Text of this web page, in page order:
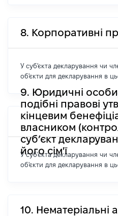
8. Корпоративні
У суб'єкта декларування чи
об'єкти для декларування в
9. Юридичні
подібні правові
кінцевим
власником
суб’єкт
його сім'ї
У суб'єкта декларування чи
об'єкти для декларування в
10. Нематеріальні